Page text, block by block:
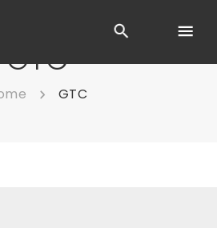
GTC
GTC